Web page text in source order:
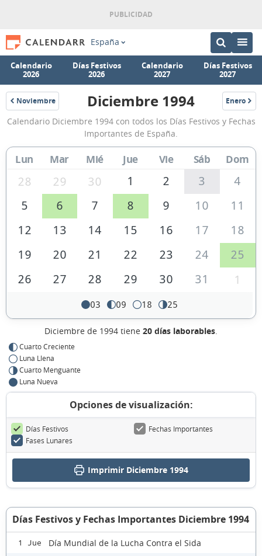
España
Calendario
2026
Días Festivos
2026
Calendario
2027
Días Festivos
2027
Noviembre
1994
Calendario
Diciembre
1994
España
Diciembre 1994 Enero
1995
Calendario Diciembre 1994 con todos los Días Festivos y Fechas
Importantes de España.
Lun Mar Mié Jue Vie Sáb Dom
28 29 30 1 2 3
4
5
6 7 8 9 10
11
12
13 14 15 16 17
18
19
20 21 22 23 24
25
26
27 28 29 30 31 1
03 09 18 25
Diciembre de 1994 tiene 20 días laborables.
Cuarto Creciente
Luna Llena
Cuarto Menguante
Luna Nueva
Opciones de visualización:
Días Festivos
Fechas Importantes
Fases Lunares
Imprimir Diciembre 1994
Días Festivos y Fechas Importantes Diciembre 1994
1 Jue Día Mundial de la Lucha Contra el Sida